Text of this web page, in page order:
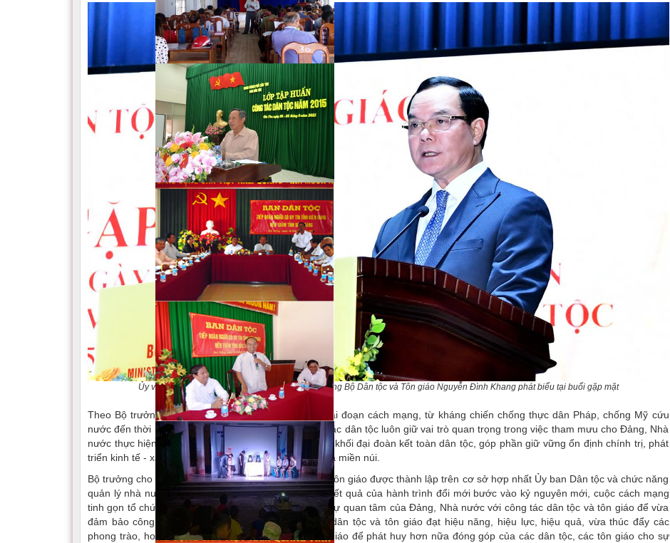
Ủy viên Trung ương Đảng, Bí thư Đảng ủy, Bộ trưởng Bộ Dân tộc và Tôn giáo Nguyễn Đình Khang phát biểu tại buổi gặp mặt
Theo Bộ trưởng Nguyễn Đình Khang, trải qua các giai đoạn cách mạng, từ kháng chiến chống thực dân Pháp, chống Mỹ cứu
nước đến thời kỳ đổi mới và hội nhập, cơ quan công tác dân tộc luôn giữ vai trò quan trọng trong việc tham mưu cho Đảng, Nhà
nước thực hiện hiệu quả chính sách dân tộc, củng cố khối đại đoàn kết toàn dân tộc, góp phần giữ vững ổn định chính trị, phát
triển kinh tế - xã hội vùng đồng bào dân tộc thiểu số và miền núi.
Bộ trưởng cho biết, từ ngày 1/3/2025, Bộ Dân tộc và Tôn giáo được thành lập trên cơ sở hợp nhất Ủy ban Dân tộc và chức năng
quản lý nhà nước về tôn giáo của Bộ Nội vụ. Đây là kết quả của hành trình đổi mới bước vào kỷ nguyên mới, cuộc cách mạng
tinh gọn tổ chức bộ máy; đồng thời thể hiện sâu sắc sự quan tâm của Đảng, Nhà nước với công tác dân tộc và tôn giáo để vừa
đảm bảo công tác quản lý nhà nước trong lĩnh vực dân tộc và tôn giáo đạt hiệu năng, hiệu lực, hiệu quả, vừa thúc đẩy các
phong trào, hoạt động trong lĩnh vực dân tộc và tôn giáo để phát huy hơn nữa đóng góp của các dân tộc, các tôn giáo cho sự